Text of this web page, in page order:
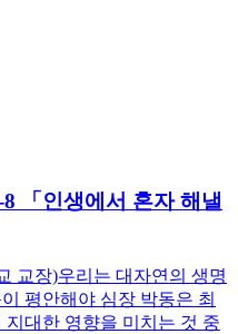
「인생에서 혼자 해낼
교장)우리는 대자연의 생명
평안해야 심장 박동은 최
대한 영향을 미치는 것 중